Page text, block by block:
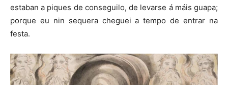
estaban a piques de conseguilo, de levarse á máis guapa;
porque eu nin sequera cheguei a tempo de entrar na
festa.